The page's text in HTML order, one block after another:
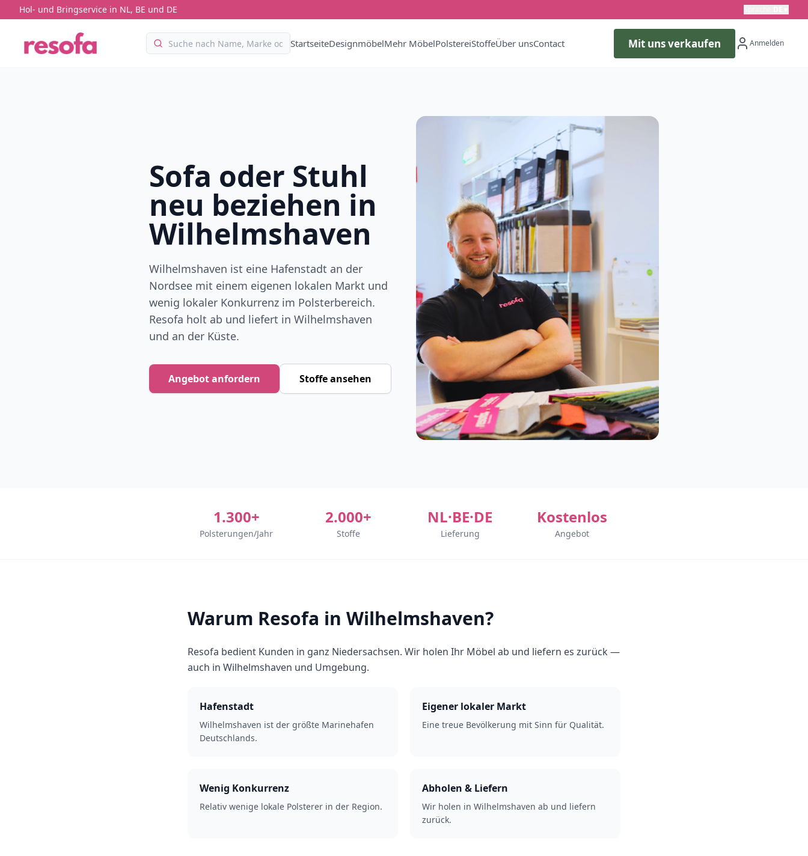
Hol- und Bringservice in NL, BE und DE
StartseiteDesignmöbelMehr MöbelPolstereiStoffeÜber unsContact Mit uns verkaufen Anmelden
Sofa oder Stuhl
neu beziehen in
Wilhelmshaven
Wilhelmshaven ist eine Hafenstadt an der
Nordsee mit einem eigenen lokalen Markt und
wenig lokaler Konkurrenz im Polsterbereich.
Resofa holt ab und liefert in Wilhelmshaven
und an der Küste.
Angebot anfordern Stoffe ansehen
1.300+
Polsterungen/Jahr
2.000+
Stoffe
NL·BE·DE
Lieferung
Kostenlos
Angebot
Warum Resofa in Wilhelmshaven?
Resofa bedient Kunden in ganz Niedersachsen. Wir holen Ihr Möbel ab und liefern es zurück —
auch in Wilhelmshaven und Umgebung.
Hafenstadt
Wilhelmshaven ist der größte Marinehafen
Deutschlands.
Eigener lokaler Markt
Eine treue Bevölkerung mit Sinn für Qualität.
Wenig Konkurrenz
Relativ wenige lokale Polsterer in der Region.
Abholen & Liefern
Wir holen in Wilhelmshaven ab und liefern
zurück.